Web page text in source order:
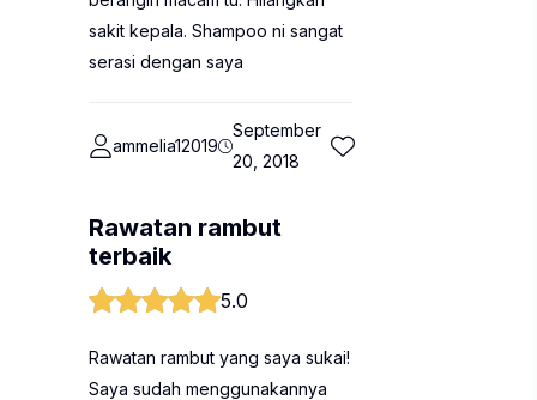
sakit kepala. Shampoo ni sangat
serasi dengan saya
ammelia12019
September
20, 2018
Rawatan rambut
terbaik
5.0
Rawatan rambut yang saya sukai!
Saya sudah menggunakannya